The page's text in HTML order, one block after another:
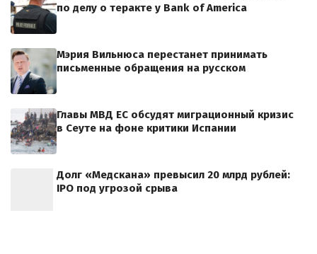
по делу о теракте у Bank of America
Мэрия Вильнюса перестанет принимать
письменные обращения на русском
Главы МВД ЕС обсудят миграционный кризис
в Сеуте на фоне критики Испании
Долг «Медскана» превысил 20 млрд рублей:
IPO под угрозой срыва